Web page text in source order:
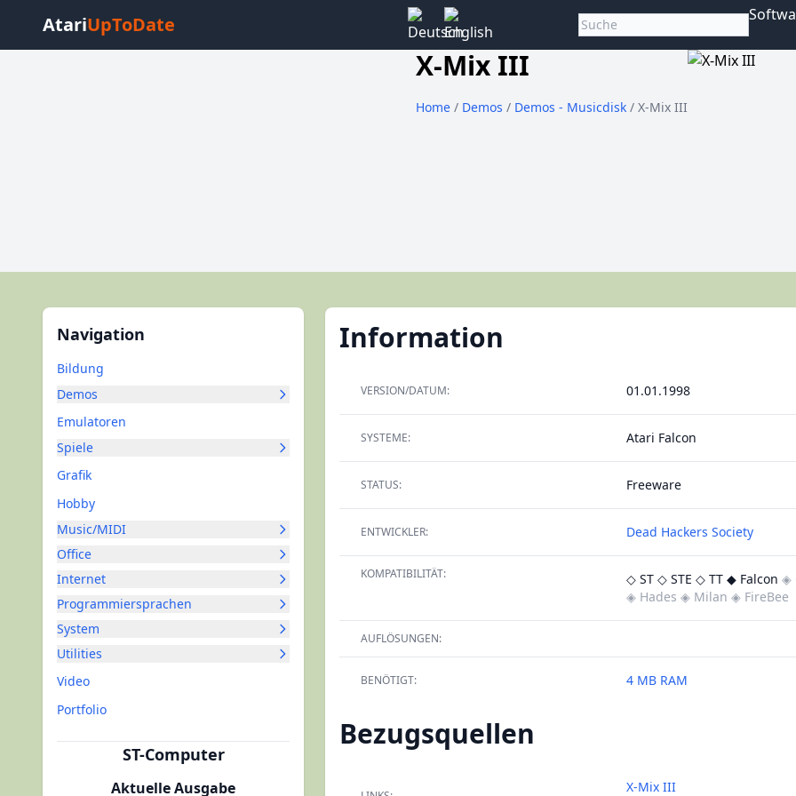
AtariUpToDate
X-Mix III
Home / Demos / Demos - Musicdisk / X-Mix III
Navigation
Bildung
Demos
Emulatoren
Spiele
Grafik
Hobby
Music/MIDI
Office
Internet
Programmiersprachen
System
Utilities
Video
Portfolio
ST-Computer
Aktuelle Ausgabe
Information
VERSION/DATUM: 01.01.1998
SYSTEME: Atari Falcon
STATUS: Freeware
ENTWICKLER: Dead Hackers Society
KOMPATIBILITÄT: ◇ ST ◇ STE ◇ TT ◆ Falcon ◈
◈ Hades ◈ Milan ◈ FireBee
AUFLÖSUNGEN:
BENÖTIGT: 4 MB RAM
Bezugsquellen
X-Mix III